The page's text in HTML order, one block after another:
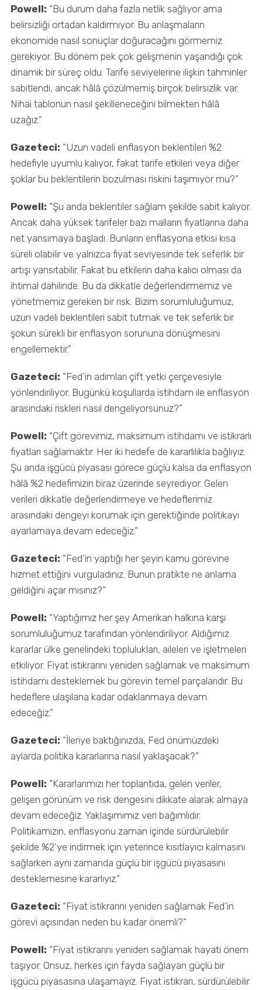
Powell: “Bu durum daha fazla netlik sağlıyor ama
belirsizliği ortadan kaldırmıyor. Bu anlaşmaların
ekonomide nasıl sonuçlar doğuracağını görmemiz
gerekiyor. Bu dönem pek çok gelişmenin yaşandığı çok
dinamik bir süreç oldu. Tarife seviyelerine ilişkin tahminler
sabitlendi, ancak hâlâ çözülmemiş birçok belirsizlik var.
Nihai tablonun nasıl şekilleneceğini bilmekten hâlâ
uzağız.”
Gazeteci: “Uzun vadeli enflasyon beklentileri %2
hedefiyle uyumlu kalıyor, fakat tarife etkileri veya diğer
şoklar bu beklentilerin bozulması riskini taşımıyor mu?”
Powell: “Şu anda beklentiler sağlam şekilde sabit kalıyor.
Ancak daha yüksek tarifeler bazı malların fiyatlarına daha
net yansımaya başladı. Bunların enflasyona etkisi kısa
süreli olabilir ve yalnızca fiyat seviyesinde tek seferlik bir
artışı yansıtabilir. Fakat bu etkilerin daha kalıcı olması da
ihtimal dahilinde. Bu da dikkatle değerlendirmemiz ve
yönetmemiz gereken bir risk. Bizim sorumluluğumuz,
uzun vadeli beklentileri sabit tutmak ve tek seferlik bir
şokun sürekli bir enflasyon sorununa dönüşmesini
engellemektir.”
Gazeteci: “Fed’in adımları çift yetki çerçevesiyle
yönlendiriliyor. Bugünkü koşullarda istihdam ile enflasyon
arasındaki riskleri nasıl dengeliyorsunuz?”
Powell: “Çift görevimiz, maksimum istihdamı ve istikrarlı
fiyatları sağlamaktır. Her iki hedefe de kararlılıkla bağlıyız.
Şu anda işgücü piyasası görece güçlü kalsa da enflasyon
hâlâ %2 hedefimizin biraz üzerinde seyrediyor. Gelen
verileri dikkatle değerlendirmeye ve hedeflerimiz
arasındaki dengeyi korumak için gerektiğinde politikayı
ayarlamaya devam edeceğiz.”
Gazeteci: “Fed’in yaptığı her şeyin kamu görevine
hizmet ettiğini vurguladınız. Bunun pratikte ne anlama
geldiğini açar mısınız?”
Powell: “Yaptığımız her şey Amerikan halkına karşı
sorumluluğumuz tarafından yönlendiriliyor. Aldığımız
kararlar ülke genelindeki toplulukları, aileleri ve işletmeleri
etkiliyor. Fiyat istikrarını yeniden sağlamak ve maksimum
istihdamı desteklemek bu görevin temel parçalarıdır. Bu
hedeflere ulaşılana kadar odaklanmaya devam
edeceğiz.”
Gazeteci: “İleriye baktığınızda, Fed önümüzdeki
aylarda politika kararlarına nasıl yaklaşacak?”
Powell: “Kararlarımızı her toplantıda, gelen veriler,
gelişen görünüm ve risk dengesini dikkate alarak almaya
devam edeceğiz. Yaklaşımımız veri bağımlıdır.
Politikamızın, enflasyonu zaman içinde sürdürülebilir
şekilde %2’ye indirmek için yeterince kısıtlayıcı kalmasını
sağlarken aynı zamanda güçlü bir işgücü piyasasını
desteklemesine kararlıyız.”
Gazeteci: “Fiyat istikrarını yeniden sağlamak Fed’in
görevi açısından neden bu kadar önemli?”
Powell: “Fiyat istikrarını yeniden sağlamak hayati önem
taşıyor. Onsuz, herkes için fayda sağlayan güçlü bir
işgücü piyasasına ulaşamayız. Fiyat istikrarı, sürdürülebilir